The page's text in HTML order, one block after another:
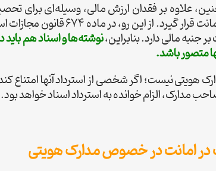
علاوه بر فقدان ارزش مالی، وسیله‌ای برای
همین جهت، مدارک مذکور نمی‌تواند موضوع جرم خیانت
جنبه مالی دارد. بنابراین،نوشته‌ها و اسناد هم باید
متصور باشد.
هویتی نیست؛ اگر شخصی از استرداد آنها امتناع
مدارک، الزام خوانده به استرداد اسناد خواهد بود.
در امانت در خصوص مدارک هویتی